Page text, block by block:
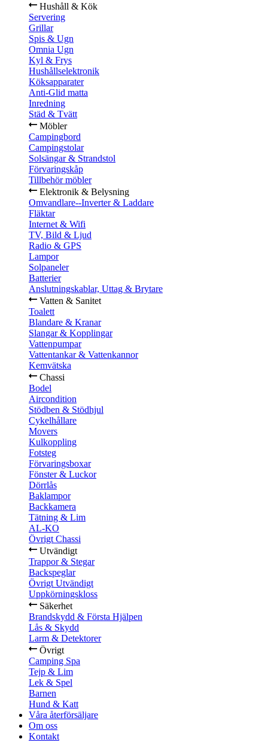
Hushåll & Kök
Servering
Grillar
Spis & Ugn
Omnia Ugn
Kyl & Frys
Hushållselektronik
Köksapparater
Anti-Glid matta
Inredning
Städ & Tvätt
Möbler
Campingbord
Campingstolar
Solsängar & Strandstol
Förvaringskåp
Tillbehör möbler
Elektronik & Belysning
Omvandlare--Inverter & Laddare
Fläktar
Internet & Wifi
TV, Bild & Ljud
Radio & GPS
Lampor
Solpaneler
Batterier
Anslutningskablar, Uttag & Brytare
Vatten & Sanitet
Toalett
Blandare & Kranar
Slangar & Kopplingar
Vattenpumpar
Vattentankar & Vattenkannor
Kemvätska
Chassi
Bodel
Aircondition
Stödben & Stödhjul
Cykelhållare
Movers
Kulkoppling
Fotsteg
Förvaringsboxar
Fönster & Luckor
Dörrlås
Baklampor
Backkamera
Tätning & Lim
AL-KO
Övrigt Chassi
Utvändigt
Trappor & Stegar
Backspeglar
Övrigt Utvändigt
Uppkörningskloss
Säkerhet
Brandskydd & Första Hjälpen
Lås & Skydd
Larm & Detektorer
Övrigt
Camping Spa
Tejp & Lim
Lek & Spel
Barnen
Hund & Katt
Våra återförsäljare
Om oss
Kontakt